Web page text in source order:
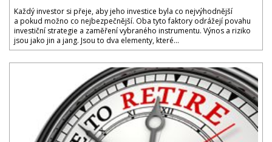
Každý investor si přeje, aby jeho investice byla co nejvýhodnější
a pokud možno co nejbezpečnější. Oba tyto faktory odrážejí povahu
investiční strategie a zaměření vybraného instrumentu. Výnos a riziko
jsou jako jin a jang. Jsou to dva elementy, které...